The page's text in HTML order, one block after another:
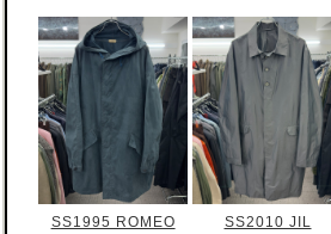
SS1995 ROMEO
SS2010 JIL